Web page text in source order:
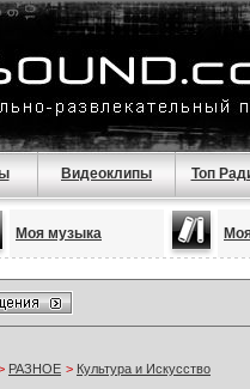
Видеоклипы Топ
Моя музыка
РАЗНОЕ > Культура и Искусство